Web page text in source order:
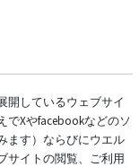
開しているウェブサイ
でXやfacebookなどのソ
ます）ならびにウエル
サイトの閲覧、ご利用